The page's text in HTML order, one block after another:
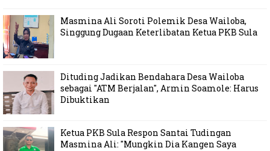
Masmina Ali Soroti Polemik Desa Wailoba,
Singgung Dugaan Keterlibatan Ketua PKB Sula
Dituding Jadikan Bendahara Desa Wailoba
sebagai "ATM Berjalan", Armin Soamole: Harus
Dibuktikan
Ketua PKB Sula Respon Santai Tudingan
Masmina Ali: "Mungkin Dia Kangen Saya